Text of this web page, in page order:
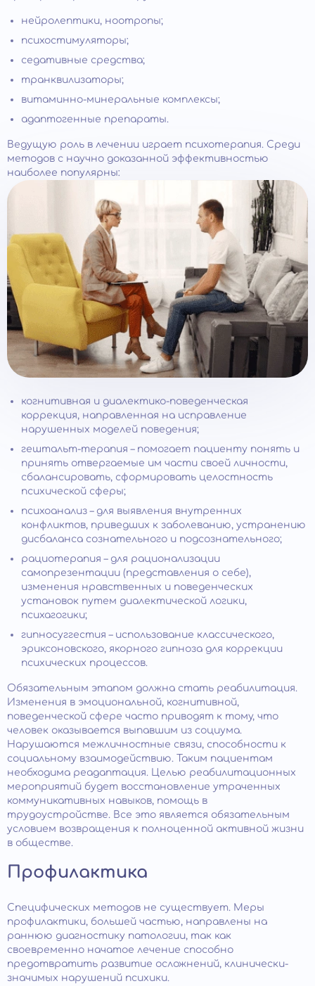
нейролептики, ноотропы;
психостимуляторы;
седативные средства;
транквилизаторы;
витаминно-минеральные комплексы;
адаптогенные препараты.
Ведущую роль в лечении играет психотерапия. Среди
методов с научно доказанной эффективностью
наиболее популярны:
когнитивная и диалектико-поведенческая
коррекция, направленная на исправление
нарушенных моделей поведения;
гештальт-терапия – помогает пациенту понять и
принять отвергаемые им части своей личности,
сбалансировать, сформировать целостность
психической сферы;
психоанализ – для выявления внутренних
конфликтов, приведших к заболеванию, устранению
дисбаланса сознательного и подсознательного;
рациотерапия – для рационализации
самопрезентации (представления о себе),
изменения нравственных и поведенческих
установок путем диалектической логики,
психагогики;
гипносуггестия – использование классического,
эриксоновского, якорного гипноза для коррекции
психических процессов.
Обязательным этапом должна стать реабилитация.
Изменения в эмоциональной, когнитивной,
поведенческой сфере часто приводят к тому, что
человек оказывается выпавшим из социума.
Нарушаются межличностные связи, способности к
социальному взаимодействию. Таким пациентам
необходима реадаптация. Целью реабилитационных
мероприятий будет восстановление утраченных
коммуникативных навыков, помощь в
трудоустройстве. Все это является обязательным
условием возвращения к полноценной активной жизни
в обществе.
Профилактика
Специфических методов не существует. Меры
профилактики, большей частью, направлены на
раннюю диагностику патологии, так как
своевременно начатое лечение способно
предотвратить развитие осложнений, клинически-
значимых нарушений психики.